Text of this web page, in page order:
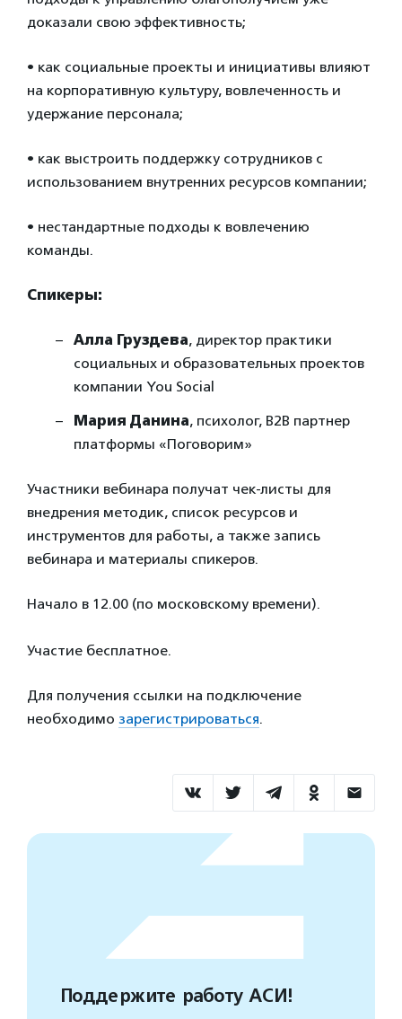
доказали свою эффективность;
• как социальные проекты и инициативы влияют
на корпоративную культуру, вовлеченность и
удержание персонала;
• как выстроить поддержку сотрудников с
использованием внутренних ресурсов компании;
• нестандартные подходы к вовлечению
команды.
Спикеры:
Алла Груздева, директор практики
социальных и образовательных проектов
компании You Social
Мария Данина, психолог, В2В партнер
платформы «Поговорим»
Участники вебинара получат чек-листы для
внедрения методик, список ресурсов и
инструментов для работы, а также запись
вебинара и материалы спикеров.
Начало в 12.00 (по московскому времени).
Участие бесплатное.
Для получения ссылки на подключение
необходимо зарегистрироваться.
Поддержите работу АСИ!